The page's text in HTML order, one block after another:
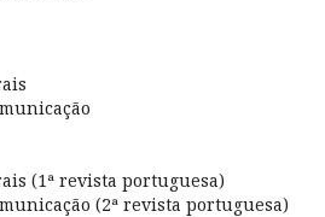
(1ª revista portuguesa)
(2ª revista portuguesa)